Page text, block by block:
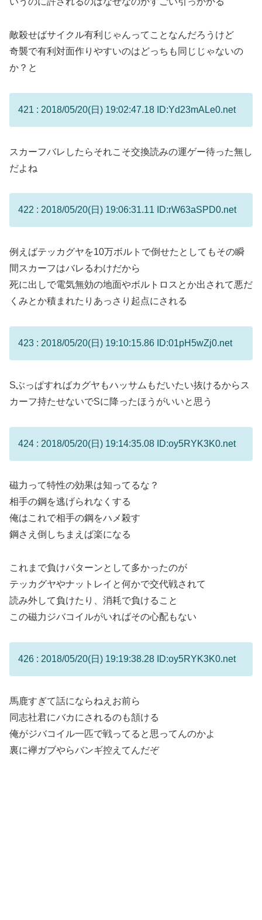
敵殺せばサイクル有利じゃんってことなんだろうけど
奇襲で有利対面作りやすいのはどっちも同じじゃないの
か？と
421 : 2018/05/20(日) 19:02:47.18 ID:Yd23mALe0.net
スカーフバレしたらそれこそ交換読みの運ゲー待った無し
だよね
422 : 2018/05/20(日) 19:06:31.11 ID:rW63aSPD0.net
例えばテッカグヤを10万ボルトで倒せたとしてもその瞬
間スカーフはバレるわけだから
死に出しで電気無効の地面やボルトロスとか出されて悪だ
くみとか積まれたりあっさり起点にされる
423 : 2018/05/20(日) 19:10:15.86 ID:01pH5wZj0.net
Sぶっぱすればカグヤもハッサムもだいたい抜けるからス
カーフ持たせないでSに降ったほうがいいと思う
424 : 2018/05/20(日) 19:14:35.08 ID:oy5RYK3K0.net
磁力って特性の効果は知ってるな？
相手の鋼を逃げられなくする
俺はこれで相手の鋼をハメ殺す
鋼さえ倒しちまえば楽になる
これまで負けパターンとして多かったのが
テッカグヤやナットレイと何かで交代戦されて
読み外して負けたり、消耗で負けること
この磁力ジバコイルがいればその心配もない
426 : 2018/05/20(日) 19:19:38.28 ID:oy5RYK3K0.net
馬鹿すぎて話にならねえお前ら
同志社君にバカにされるのも頷ける
俺がジバコイル一匹で戦ってると思ってんのかよ
裏に襷ガブやらバンギ控えてんだぞ